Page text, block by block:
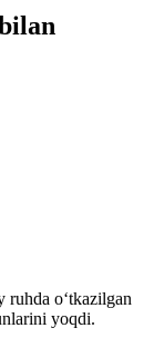
ruhda o‘tkazilgan
yoqdi.